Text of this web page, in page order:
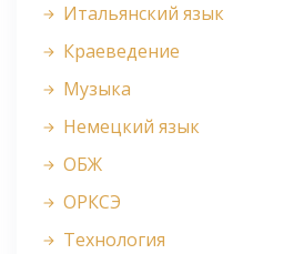
Итальянский язык
Краеведение
Музыка
Немецкий язык
ОБЖ
ОРКСЭ
Технология